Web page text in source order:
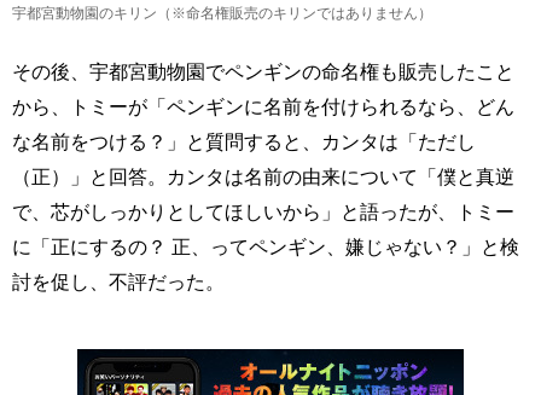
宇都宮動物園のキリン（※命名権販売のキリンではありません）
その後、宇都宮動物園でペンギンの命名権も販売したこと
から、トミーが「ペンギンに名前を付けられるなら、どん
な名前をつける？」と質問すると、カンタは「ただし
（正）」と回答。カンタは名前の由来について「僕と真逆
で、芯がしっかりとしてほしいから」と語ったが、トミー
に「正にするの？ 正、ってペンギン、嫌じゃない？」と検
討を促し、不評だった。